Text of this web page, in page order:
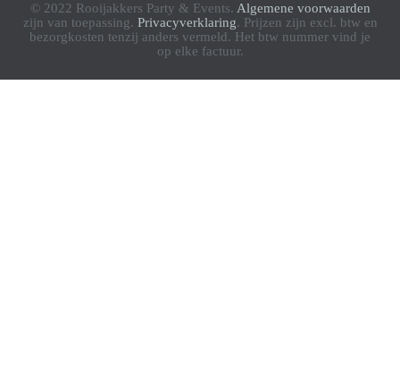
© 2022 Rooijakkers Party & Events. Algemene voorwaarden
zijn van toepassing. Privacyverklaring. Prijzen zijn excl. btw en
bezorgkosten tenzij anders vermeld. Het btw nummer vind je
op elke factuur.